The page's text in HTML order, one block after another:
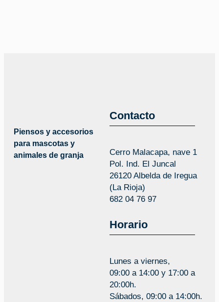
Piensos y accesorios
para mascotas y
animales de granja
Contacto
Cerro Malacapa, nave 1
Pol. Ind. El Juncal
26120 Albelda de Iregua
(La Rioja)
682 04 76 97
Horario
Lunes a viernes,
09:00 a 14:00 y 17:00 a
20:00h.
Sábados, 09:00 a 14:00h.